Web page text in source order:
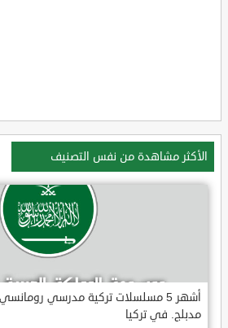
الأكثر مشاهدة من نفس التصنيف
أشهر 5 مسلسلات تركية مدرسي
مدبلج. في تركيا